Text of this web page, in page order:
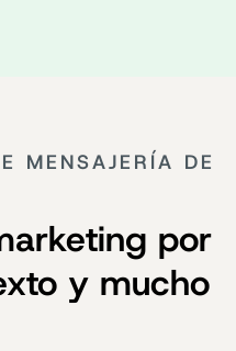
MENSAJERÍA DE
por
y mucho